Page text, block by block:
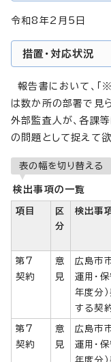
令和8年2月5日
措置・対応状況
報告書において、「
は数か所の部署で見
外部監査人が、各課
の問題として捉えて
表の幅を切り替える
検出事項の一覧
項目
区
分
検出事
第7
契約
意
見
広島市
運用・
年度分
する契
第7
契約
意
見
広島市
運用・
年度分